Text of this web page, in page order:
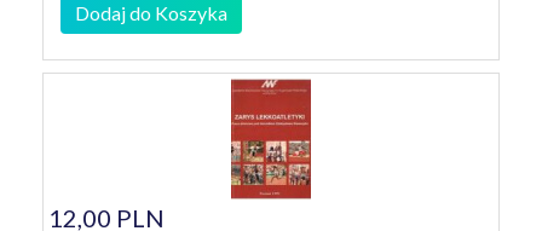
Dodaj do Koszyka
12,00 PLN